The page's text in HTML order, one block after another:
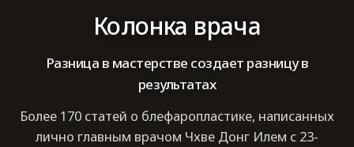
Колонка врача
Разница в мастерстве создает разницу в
результатах
Более 170 статей о блефаропластике, написанных
лично главным врачом Чхве Донг Илем с 23-